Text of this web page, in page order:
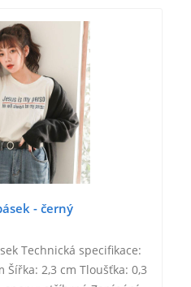
- černý
Technická specifikace:
Šířka: 2,3 cm Tloušťka: 0,3